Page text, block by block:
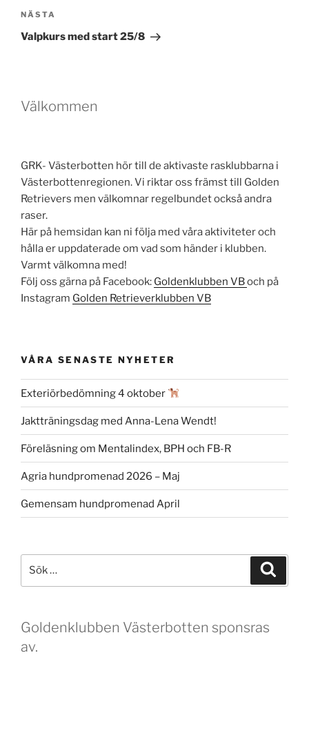
Nästa
inlägg
NÄSTA
Valpkurs med start 25/8
Välkommen
GRK- Västerbotten hör till de aktivaste rasklubbarna i
Västerbottenregionen. Vi riktar oss främst till Golden
Retrievers men välkomnar regelbundet också andra
raser.
Här på hemsidan kan ni följa med våra aktiviteter och
hålla er uppdaterade om vad som händer i klubben.
Varmt välkomna med!
Följ oss gärna på Facebook: Goldenklubben VBoch på
Instagram Golden Retrieverklubben VB
VÅRA SENASTE NYHETER
Exteriörbedömning 4 oktober
Jaktträningsdag med Anna-Lena Wendt!
Föreläsning om Mentalindex, BPH och FB-R
Agria hundpromenad 2026 – Maj
Gemensam hundpromenad April
efter:
Goldenklubben Västerbotten sponsras
av.